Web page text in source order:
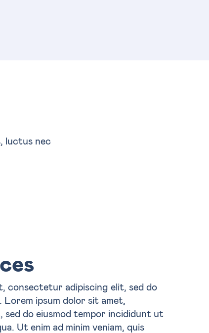
luctus nec
consectetur adipiscing elit, sed do
ipsum dolor sit amet,
do eiusmod tempor incididunt ut
Ut enim ad minim veniam, quis